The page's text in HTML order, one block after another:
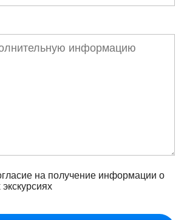
на получение информации о